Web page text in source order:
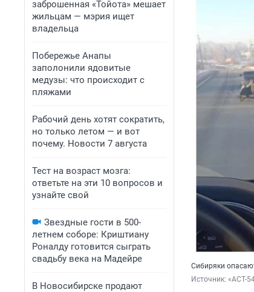
заброшенная «Тойота» мешает
жильцам — мэрия ищет
владельца
Побережье Анапы
заполонили ядовитые
медузы: что происходит с
пляжами
Рабочий день хотят сократить,
но только летом — и вот
почему. Новости 7 августа
Тест на возраст мозга:
ответьте на эти 10 вопросов и
узнайте свой
Звездные гости в 500-
летнем соборе: Криштиану
Роналду готовится сыграть
свадьбу века на Мадейре
В Новосибирске продают
Сибиряки
Источник: «АСТ-